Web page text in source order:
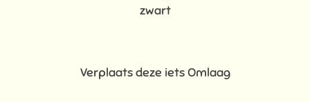
zwart
Verplaats deze iets Omlaag